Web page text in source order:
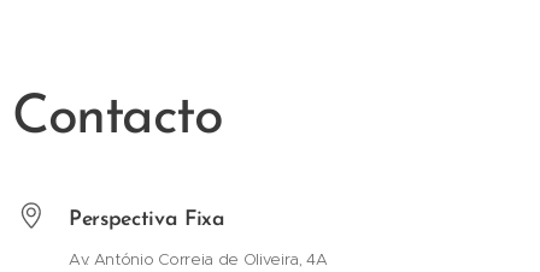
Contacto
Perspectiva Fixa
Av. António Correia de Oliveira, 4A